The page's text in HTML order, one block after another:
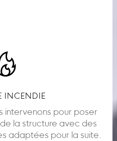
INCENDIE
intervenons pour poser
la structure avec des
adaptées pour la suite.